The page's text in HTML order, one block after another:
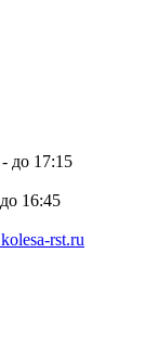
до 17:15
16:45
rst.ru